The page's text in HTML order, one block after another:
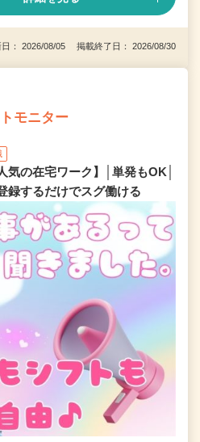
日： 2026/08/05 掲載終了日： 2026/08/30
モニター
気の在宅ワーク】│単発もOK│
録するだけでスグ働ける